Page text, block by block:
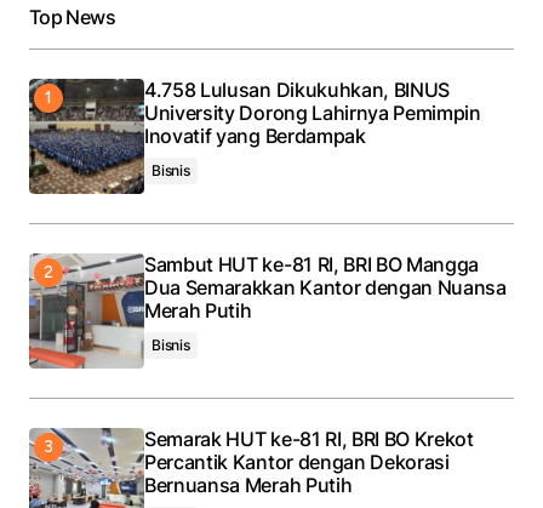
Top News
4.758 Lulusan Dikukuhkan, BINUS
University Dorong Lahirnya Pemimpin
Inovatif yang Berdampak
Bisnis
Sambut HUT ke-81 RI, BRI BO Mangga
Dua Semarakkan Kantor dengan Nuansa
Merah Putih
Bisnis
Semarak HUT ke-81 RI, BRI BO Krekot
Percantik Kantor dengan Dekorasi
Bernuansa Merah Putih